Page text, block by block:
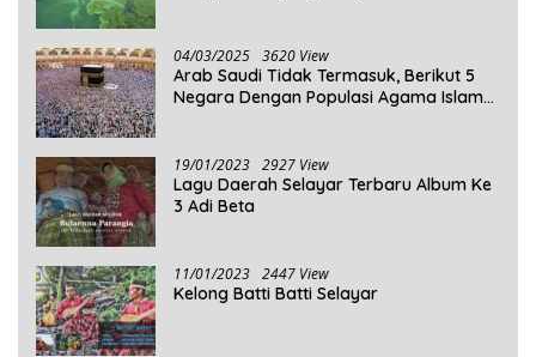
04/03/2025 3620 View
Arab Saudi Tidak Termasuk, Berikut 5
Negara Dengan Populasi Agama Islam
19/01/2023 2927 View
Lagu Daerah Selayar Terbaru Album Ke
3 Adi Beta
11/01/2023 2447 View
Kelong Batti Batti Selayar